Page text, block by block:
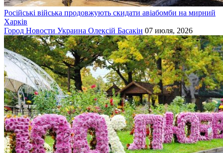
Російські війська продовжують скидати авіабомби на мирний
Харків
Город Новости Украина Олексій Басакін 07 июля, 2026